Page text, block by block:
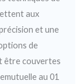
aux
et une
de
être couvertes
au 01